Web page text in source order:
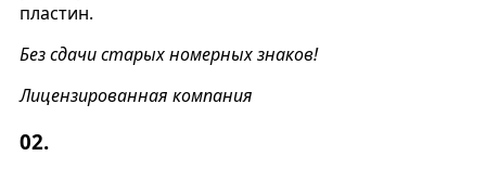
пластин.
Без сдачи старых номерных знаков!
Лицензированная компания
02.